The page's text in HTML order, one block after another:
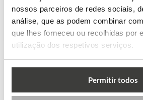
nossos parceiros de redes sociais,
análise, que as podem combinar
que lhes forneceu ou recolhidas por
utilização dos respetivos serviços.
Permitir todos